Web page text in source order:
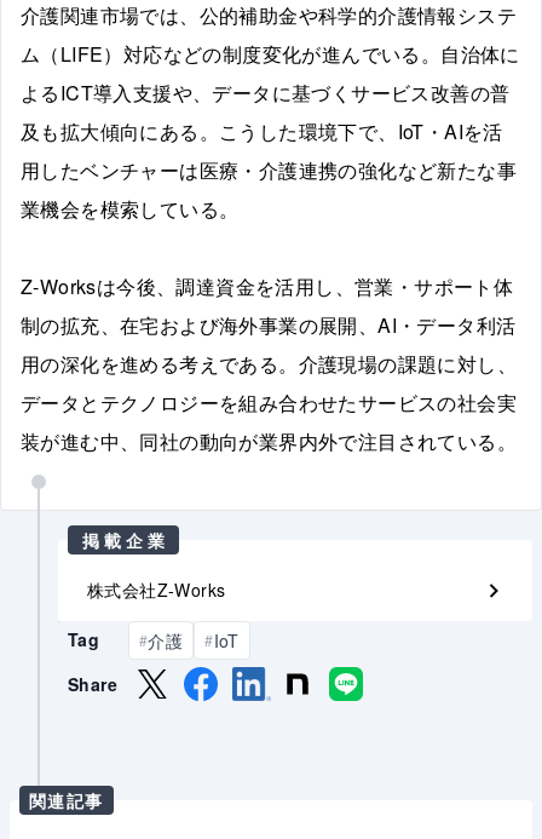
介護関連市場では、公的補助金や科学的介護情報システ
ム（LIFE）対応などの制度変化が進んでいる。自治体に
よるICT導入支援や、データに基づくサービス改善の普
及も拡大傾向にある。こうした環境下で、IoT・AIを活
用したベンチャーは医療・介護連携の強化など新たな事
業機会を模索している。
Z-Worksは今後、調達資金を活用し、営業・サポート体
制の拡充、在宅および海外事業の展開、AI・データ利活
用の深化を進める考えである。介護現場の課題に対し、
データとテクノロジーを組み合わせたサービスの社会実
装が進む中、同社の動向が業界内外で注目されている。
掲載企業
株式会社Z-Works
Tag #介護 #IoT
Share
関連記事